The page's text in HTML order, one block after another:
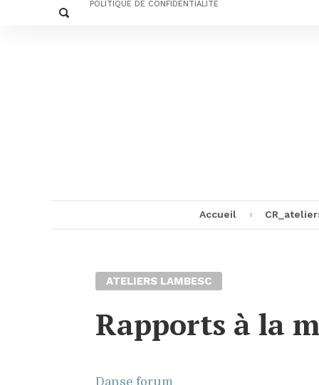
Chercher
POLITIQUE DE CONFIDENTIALITÉ
Accueil
ATELIERS LAMBESC
Rapports à la
Danse forum